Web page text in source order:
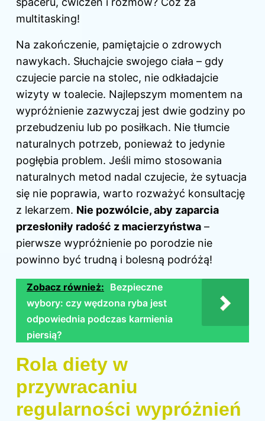
multitasking!
Na zakończenie, pamiętajcie o zdrowych
nawykach. Słuchajcie swojego ciała – gdy
czujecie parcie na stolec, nie odkładajcie
wizyty w toalecie. Najlepszym momentem na
wypróżnienie zazwyczaj jest dwie godziny po
przebudzeniu lub po posiłkach. Nie tłumcie
naturalnych potrzeb, ponieważ to jedynie
pogłębia problem. Jeśli mimo stosowania
naturalnych metod nadal czujecie, że sytuacja
się nie poprawia, warto rozważyć konsultację
z lekarzem. Nie pozwólcie, aby zaparcia
przesłoniły radość z macierzyństwa –
pierwsze wypróżnienie po porodzie nie
powinno być trudną i bolesną podróżą!
Zobacz również: Bezpieczne
wybory: czy wędzona ryba jest
odpowiednia podczas karmienia
piersią?
Rola diety w
przywracaniu
regularności wypróżnień